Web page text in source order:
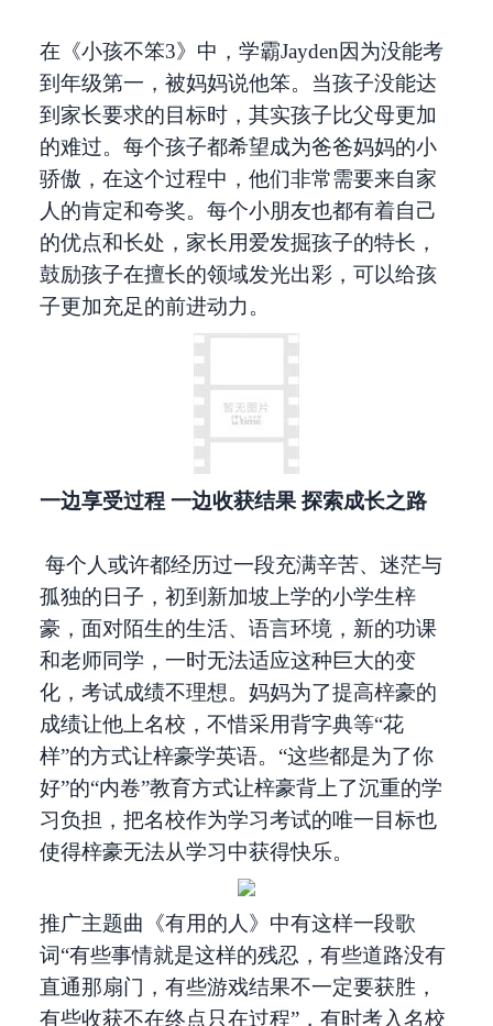
在《小孩不笨3》中，学霸Jayden因为没能考
到年级第一，被妈妈说他笨。当孩子没能达
到家长要求的目标时，其实孩子比父母更加
的难过。每个孩子都希望成为爸爸妈妈的小
骄傲，在这个过程中，他们非常需要来自家
人的肯定和夸奖。每个小朋友也都有着自己
的优点和长处，家长用爱发掘孩子的特长，
鼓励孩子在擅长的领域发光出彩，可以给孩
子更加充足的前进动力。
一边享受过程 一边收获结果 探索成长之路
每个人或许都经历过一段充满辛苦、迷茫与
孤独的日子，初到新加坡上学的小学生梓
豪，面对陌生的生活、语言环境，新的功课
和老师同学，一时无法适应这种巨大的变
化，考试成绩不理想。妈妈为了提高梓豪的
成绩让他上名校，不惜采用背字典等“花
样”的方式让梓豪学英语。“这些都是为了你
好”的“内卷”教育方式让梓豪背上了沉重的学
习负担，把名校作为学习考试的唯一目标也
使得梓豪无法从学习中获得快乐。
推广主题曲《有用的人》中有这样一段歌
词“有些事情就是这样的残忍，有些道路没有
直通那扇门，有些游戏结果不一定要获胜，
有些收获不在终点只在过程”，有时考入名校